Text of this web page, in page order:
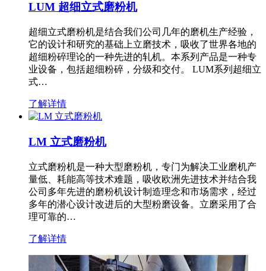
LUM 超细立式磨粉机
超细立式磨粉机是结合我们公司几年的磨机生产经验，
它的设计和研究的基础上立磨技术，吸收了世界各地的
超细粉碎理论的一种先进的轧机。本系列产品是一种专
业设备，包括超细粉碎，分级和交付。 LUM系列超细立
式…
了解详情
LM 立式磨粉机
立式磨粉机是一种大型磨粉机，专门为解决工业磨机产
量低、耗能高等技术难题，吸收欧洲先进技术并结合我
公司多年先进的磨粉机设计制造理念和市场需求，经过
多年的潜心设计改进后的大型粉磨设备。立磨采用了合
理可靠的…
了解详情